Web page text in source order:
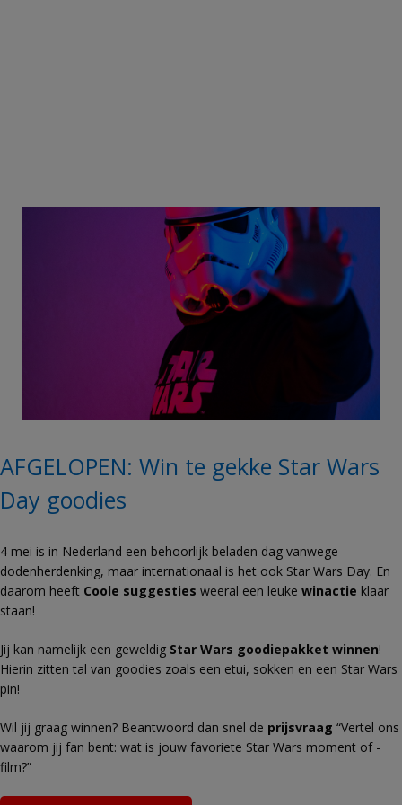
AFGELOPEN: Win te gekke Star Wars
Day goodies
4 mei is in Nederland een behoorlijk beladen dag vanwege
dodenherdenking, maar internationaal is het ook Star Wars Day. En
daarom heeft Coole suggesties weeral een leuke winactie klaar
staan!
Jij kan namelijk een geweldig Star Wars goodiepakket winnen!
Hierin zitten tal van goodies zoals een etui, sokken en een Star Wars
pin!
Wil jij graag winnen? Beantwoord dan snel de prijsvraag “Vertel ons
waarom jij fan bent: wat is jouw favoriete Star Wars moment of -
film?”